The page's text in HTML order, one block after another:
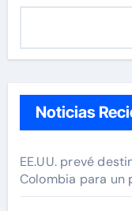
Noticias
EE.UU. prevé
Colombia para un